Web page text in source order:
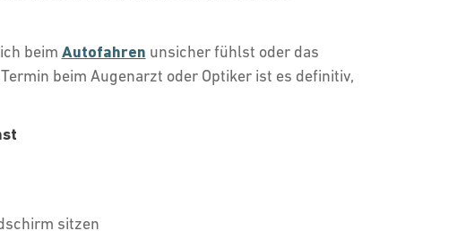
beim Autofahren unsicher fühlst oder das
beim Augenarzt oder Optiker ist es definitiv,
sitzen